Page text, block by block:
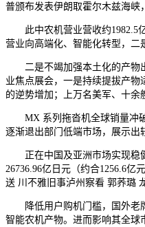
普颁布发表伊朗取霍尔木兹海峡
此中农机营业营收约1982.5亿
营业向高端化、智能化转型，二
二是不竭加强本土化的产物出
业焦点展会，一是持续提拔产物
的逆势增加；上万名美军、十余
MX 系列拖沓机全球销量冲破
逐渐退出部门低端市场，展示出
正在中国及亚洲市场实现稳健
26736.96亿日元（约合1256.6
送 川不雅旧事泸州察看 郭荞璐
降低用户购机门槛，国外老牌
智能农机产物。进而影响其全球